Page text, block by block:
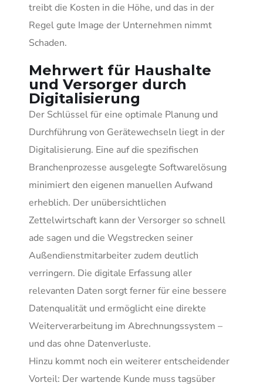
treibt die Kosten in die Höhe, und das in der
Regel gute Image der Unternehmen nimmt
Schaden.
Mehrwert für Haushalte
und Versorger durch
Digitalisierung
Der Schlüssel für eine optimale Planung und
Durchführung von Gerätewechseln liegt in der
Digitalisierung. Eine auf die spezifischen
Branchenprozesse ausgelegte Softwarelösung
minimiert den eigenen manuellen Aufwand
erheblich. Der unübersichtlichen
Zettelwirtschaft kann der Versorger so schnell
ade sagen und die Wegstrecken seiner
Außendienstmitarbeiter zudem deutlich
verringern. Die digitale Erfassung aller
relevanten Daten sorgt ferner für eine bessere
Datenqualität und ermöglicht eine direkte
Weiterverarbeitung im Abrechnungssystem –
und das ohne Datenverluste.
Hinzu kommt noch ein weiterer entscheidender
Vorteil: Der wartende Kunde muss tagsüber